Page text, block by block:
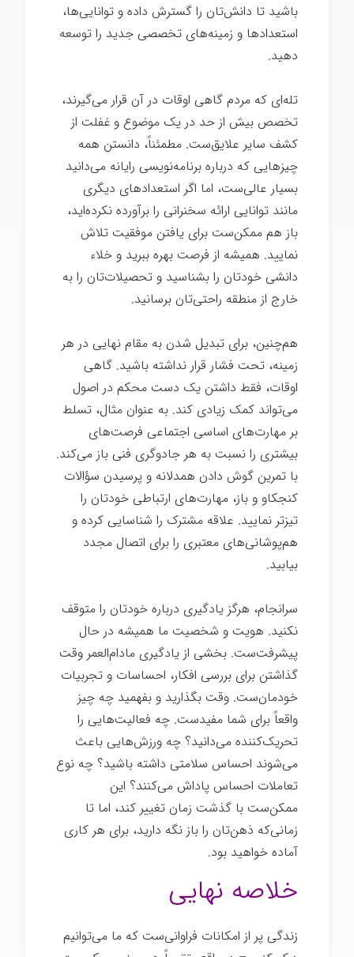
باشید تا دانش‌تان را گسترش داده و توانایی‌ها،
استعدادها و زمینه‌های تخصصی جدید را توسعه
دهید.
تله‌ای که مردم گاهی اوقات در آن قرار می‌گیرند،
تخصص بیش از حد در یک موضوع و غفلت از
کشف سایر علایق‌ست. مطمئناً، دانستن همه
چیزهایی که درباره برنامه‌نویسی رایانه می‌دانید
بسیار عالی‌ست، اما اگر استعدادهای دیگری
مانند توانایی ارائه سخنرانی را برآورده نکرده‌اید،
باز هم ممکن‌ست برای یافتن موفقیت تلاش
نمایید. همیشه از فرصت بهره ببرید و خلاء
دانشی خودتان را بشناسید و تحصیلات‌تان را به
خارج از منطقه راحتی‌تان برسانید.
هم‌چنین، برای تبدیل شدن به مقام نهایی در هر
زمینه، تحت فشار قرار نداشته باشید. گاهی
اوقات، فقط داشتن یک دست محکم در اصول
می‌تواند کمک زیادی کند. به عنوان مثال، تسلط
بر مهارت‌های اساسی اجتماعی فرصت‌های
بیشتری را نسبت به هر جادوگری فنی باز می‌کند.
با تمرین گوش دادن همدلانه و پرسیدن سؤالات
کنجکاو و باز، مهارت‌های ارتباطی خودتان را
تیزتر نمایید. علاقه مشترک را شناسایی کرده و
هم‌پوشانی‌های معتبری را برای اتصال مجدد
بیابید.
سرانجام، هرگز یادگیری درباره خودتان را متوقف
نکنید. هویت و شخصیت ما همیشه در حال
پیشرفت‌ست. بخشی از یادگیری مادام‌العمر وقت
گذاشتن برای بررسی افکار، احساسات و تجربیات
خودمان‌ست. وقت بگذارید و بفهمید چه چیز
واقعاً برای شما مفیدست. چه فعالیت‌هایی را
تحریک‌کننده می‌دانید؟ چه ورزش‌هایی باعث
می‌شوند احساس سلامتی داشته باشید؟ چه نوع
تعاملات احساس پاداش می‌کنند؟ این
ممکن‌ست با گذشت زمان تغییر کند، اما تا
زمانی‌که ذهن‌تان را باز نگه دارید، برای هر کاری
آماده خواهید بود.
خلاصه نهایی
زندگی پر از امکانات فراوانی‌ست که ما می‌توانیم